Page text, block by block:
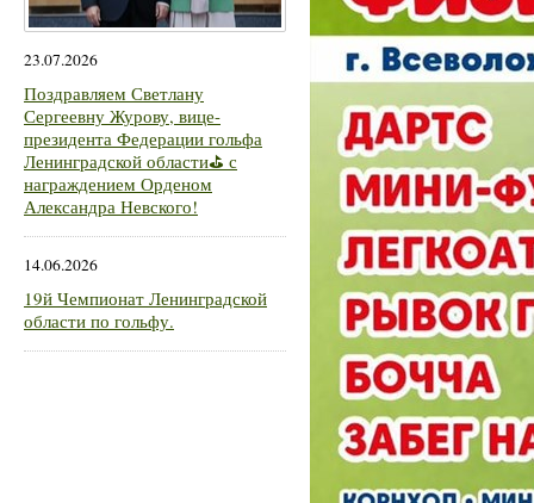
23.07.2026
Поздравляем Светлану
Сергеевну Журову, вице-
президента Федерации гольфа
Ленинградской области⛳ с
награждением Орденом
Александра Невского!
14.06.2026
19й Чемпионат Ленинградской
области по гольфу.